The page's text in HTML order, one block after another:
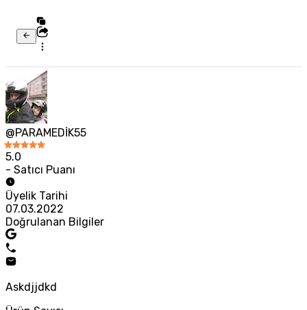
@PARAMEDİK55
5.0
- Satıcı Puanı
Üyelik Tarihi
07.03.2022
Doğrulanan Bilgiler
Askdjjdkd